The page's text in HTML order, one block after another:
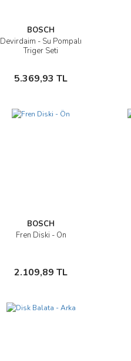
BOSCH
Devirdaim - Su Pompalı
Triger Seti
5.369,93 TL
İncele
Sepete Ekle
BOSCH
Fren Diski - Ön
2.109,89 TL
İncele
Sepete Ekle